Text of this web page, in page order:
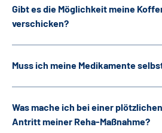
Gibt es die Möglichkeit meine
verschicken?
Muss ich meine Medikamente
Was mache ich bei einer
Antritt meiner Reha-Maßnahme?